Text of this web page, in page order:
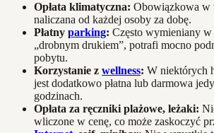
Opłata klimatyczna: Obowiązkowa w
naliczana od każdej osoby za dobę.
Płatny parking: Często wymieniany
„drobnym drukiem”, potrafi mocno
pobytu.
Korzystanie z wellness: W niektórych
jest dodatkowo płatna lub darmowa
godzinach.
Opłata za ręczniki plażowe, leżaki:
wliczone w cenę, co może zaskoczyć